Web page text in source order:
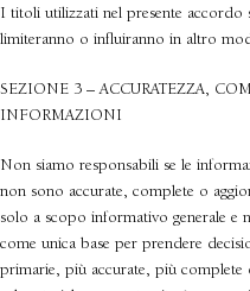
I titoli utilizzati nel presente
limiteranno o influiranno in altro
SEZIONE 3 – ACCURATEZZA,
INFORMAZIONI
Non siamo responsabili se le
non sono accurate, complete o
solo a scopo informativo generale e
come unica base per prendere
primarie, più accurate, più complete